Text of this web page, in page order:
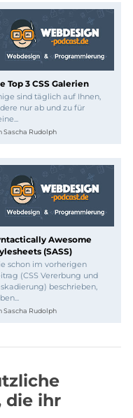
Top 3 CSS Galerien
sind täglich auf Ihnen,
nur ab und zu für
Sascha Rudolph
Awesome
(SASS)
schon im vorherigen
(CSS Vererbung und
beschrieben,
Sascha Rudolph
die ihr